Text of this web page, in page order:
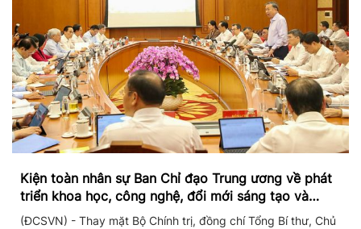
Kiện toàn nhân sự Ban Chỉ đạo Trung ương về phát
triển khoa học, công nghệ, đổi mới sáng tạo và
chuyển đổi số
(ĐCSVN) - Thay mặt Bộ Chính trị, đồng chí Tổng Bí thư, Chủ